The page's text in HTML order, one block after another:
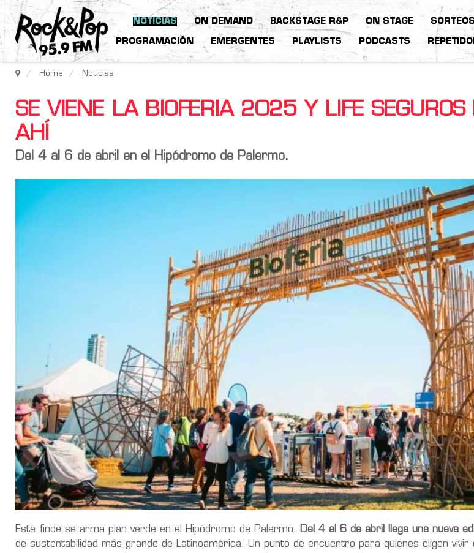
NOTICIAS ON DEMAND BACKSTAGE R&P ON STAGE SORTEOS
PROGRAMACIÓN EMERGENTES PLAYLISTS PODCASTS
Home Noticias
SE VIENE LA BIOFERIA 2025 Y LIFE SEGUROS
AHÍ
Del 4 al 6 de abril en el Hipódromo de Palermo.
Este finde se arma plan verde en el Hipódromo de Palermo. Del 4 al 6 de abril llega una nueva
de sustentabilidad más grande de Latinoamérica. Un punto de encuentro para quienes eligen